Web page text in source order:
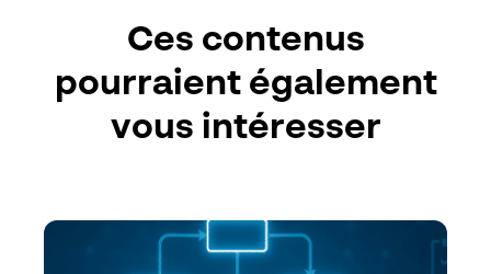
Ces contenus
pourraient également
vous intéresser